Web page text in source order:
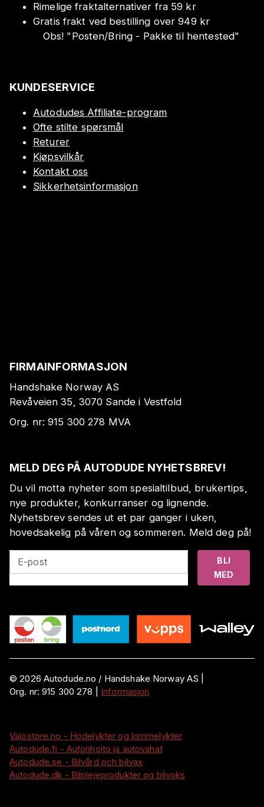
Rimelige fraktalternativer fra 59 kr
Gratis frakt ved bestilling over 949 kr
Obs! "Posten/Bring - Pakke til hentested"
KUNDESERVICE
Autodudes Affiliate-program
Ofte stilte spørsmål
Returer
Kjøpsvilkår
Kontakt oss
Sikkerhetsinformasjon
FIRMAINFORMASJON
Handshake Norway AS
Revåveien 35, 3070 Sande i Vestfold
Org. nr:915 300 278 MVA
MELD DEG PÅ AUTODUDE NYHETSBREV!
Du vil motta nyheter som spesialtilbud, brukertips,
nye produkter, konkurranser og lignende.
Nyhetsbrev sendes ut et par ganger i uken,
hovedsakelig på våren og sommeren. Meld deg på!
E-post
BLI
MED
©2026 Autodude.no / Handshake Norway AS
Org. nr:915 300 278 Informasjon
Valostore.no - Hodelykter og lommelykter
Autodude.fi - Autonhoito ja autovahat
Autodude.se - Bilvård och bilvax
Autodude.dk - Bilplejeprodukter og bilvoks